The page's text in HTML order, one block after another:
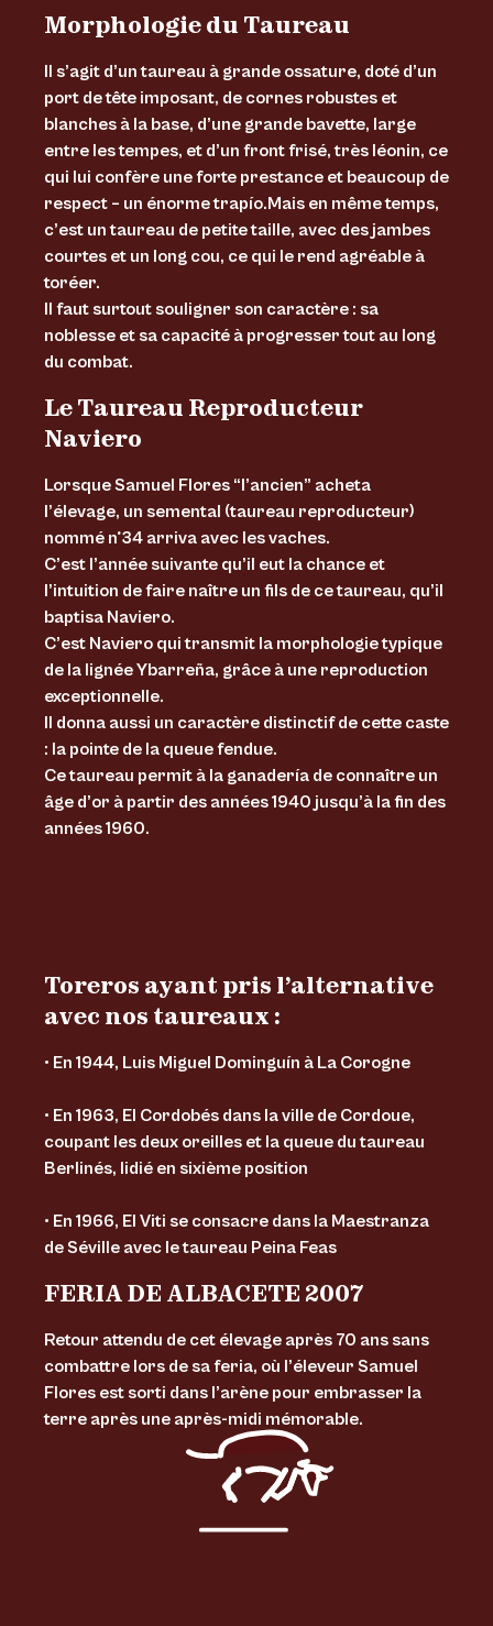
Morphologie du Taureau
Il s’agit d’un taureau à grande ossature, doté d’un
port de tête imposant, de cornes robustes et
blanches à la base, d’une grande bavette, large
entre les tempes, et d’un front frisé, très léonin, ce
qui lui confère une forte prestance et beaucoup de
respect – un énorme trapío.Mais en même temps,
c’est un taureau de petite taille, avec des jambes
courtes et un long cou, ce qui le rend agréable à
toréer.
Il faut surtout souligner son caractère : sa
noblesse et sa capacité à progresser tout au long
du combat.
Le Taureau Reproducteur
Naviero
Lorsque Samuel Flores “l’ancien” acheta
l’élevage, un semental (taureau reproducteur)
nommé n°34 arriva avec les vaches.
C’est l’année suivante qu’il eut la chance et
l’intuition de faire naître un fils de ce taureau, qu’il
baptisa Naviero.
C’est Naviero qui transmit la morphologie typique
de la lignée Ybarreña, grâce à une reproduction
exceptionnelle.
Il donna aussi un caractère distinctif de cette caste
: la pointe de la queue fendue.
Ce taureau permit à la ganadería de connaître un
âge d’or à partir des années 1940 jusqu’à la fin des
années 1960.
Toreros ayant pris l’alternative
avec nos taureaux :
• En 1944, Luis Miguel Dominguín à La Corogne
• En 1963, El Cordobés dans la ville de Cordoue,
coupant les deux oreilles et la queue du taureau
Berlinés, lidié en sixième position
• En 1966, El Viti se consacre dans la Maestranza
de Séville avec le taureau Peina Feas
FERIA DE ALBACETE 2007
Retour attendu de cet élevage après 70 ans sans
combattre lors de sa feria, où l’éleveur Samuel
Flores est sorti dans l’arène pour embrasser la
terre après une après-midi mémorable.